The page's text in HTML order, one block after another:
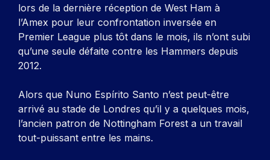
lors de la dernière réception de West Ham à
l’Amex pour leur confrontation inversée en
Premier League plus tôt dans le mois, ils n’ont subi
qu’une seule défaite contre les Hammers depuis
2012.
Alors que Nuno Espírito Santo n’est peut-être
arrivé au stade de Londres qu’il y a quelques mois,
l’ancien patron de Nottingham Forest a un travail
tout-puissant entre les mains.